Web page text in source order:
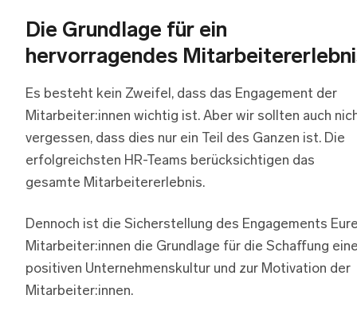
Die Grundlage für ein
hervorragendes
Es besteht kein Zweifel, dass das Engagement der
Mitarbeiter:innen wichtig ist. Aber wir sollten auch
vergessen, dass dies nur ein Teil des Ganzen ist. Die
erfolgreichsten HR-Teams berücksichtigen das
gesamte Mitarbeitererlebnis.
Dennoch ist die Sicherstellung des Engagements
Mitarbeiter:innen die Grundlage für die Schaffung
positiven Unternehmenskultur und zur Motivation der
Mitarbeiter:innen.